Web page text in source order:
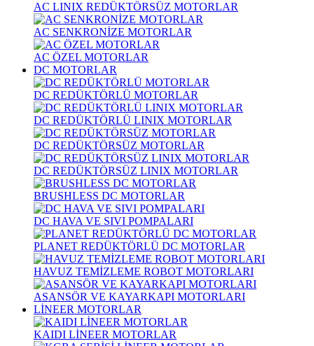
AC LINIX REDÜKTÖRSÜZ MOTORLAR
AC SENKRONİZE MOTORLAR
AC ÖZEL MOTORLAR
DC MOTORLAR
DC REDÜKTÖRLÜ MOTORLAR
DC REDÜKTÖRLÜ LINIX MOTORLAR
DC REDÜKTÖRSÜZ MOTORLAR
DC REDÜKTÖRSÜZ LINIX MOTORLAR
BRUSHLESS DC MOTORLAR
DC HAVA VE SIVI POMPALARI
PLANET REDÜKTÖRLÜ DC MOTORLAR
HAVUZ TEMİZLEME ROBOT MOTORLARI
ASANSÖR VE KAYARKAPI MOTORLARI
LİNEER MOTORLAR
KAIDI LİNEER MOTORLAR